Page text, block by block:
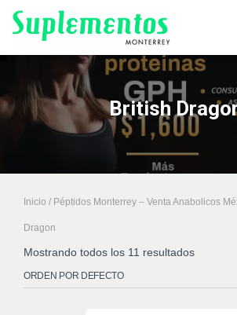
British
Inicio / Péptidos Monterrey – Venta Anabolicos
Dragon
Mostrando todos los 11 resultados